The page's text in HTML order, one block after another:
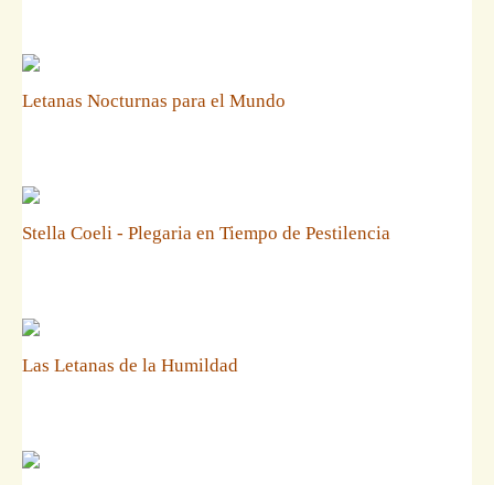
Letanas Nocturnas para el Mundo
Stella Coeli - Plegaria en Tiempo de Pestilencia
Las Letanas de la Humildad